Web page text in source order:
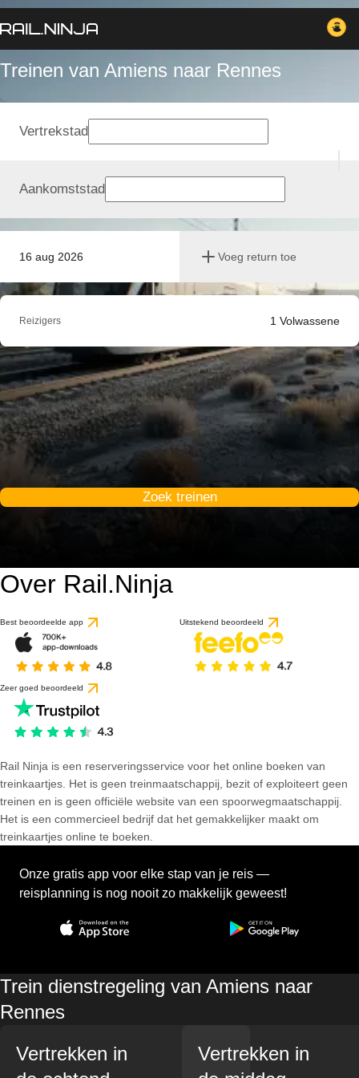
Treinen van Amiens naar Rennes
16 aug 2026 Voeg return toe
Vertrekstad
Aankomststad
Reizigers 1 Volwassene
Zoek treinen
Over Rail.Ninja
Best beoordeelde app Uitstekend beoordeeld
Zeer goed beoordeeld
Rail Ninja is een reserveringsservice voor het online boeken van
treinkaartjes. Het is geen treinmaatschappij, bezit of exploiteert geen
treinen en is geen officiële website van een spoorwegmaatschappij.
Het is een commercieel bedrijf dat het gemakkelijker maakt om
treinkaartjes online te boeken.
Onze gratis app voor elke stap van je reis —
reisplanning is nog nooit zo makkelijk geweest!
Trein dienstregeling van Amiens naar
Rennes
Vertrekken in
Vertrekken in